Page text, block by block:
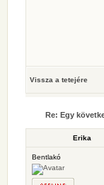
Vissza a tetejére
Re: Egy
Erika
Bentlakó